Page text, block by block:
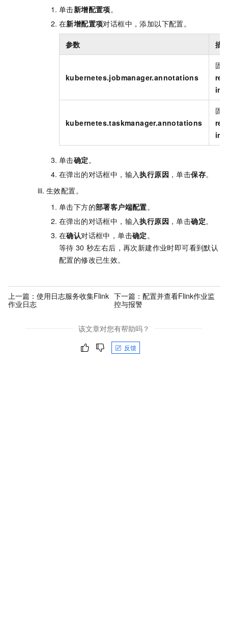
单击新增配置项。
在新增配置项对话框中，添加以下配置。
参数 描
kubernetes.jobmanager.annotations
固
kubernetes.taskmanager.annotations
固
单击确定。
在弹出的对话框中，输入执行原因 ，单击保存。
生效配置。
单击下方的部署客户端配置。
在弹出的对话框中，输入执行原因 ，单击确定。
在确认对话框中，单击确定。
等待 30 秒左右后，再次新建作业时即可看到默认
配置的修改已生效。
上一篇： 使用日志服务收集Flink
作业日志
下一篇： 配置并查看Flink作业监
控与报警
该文章对您有帮助吗？
反馈